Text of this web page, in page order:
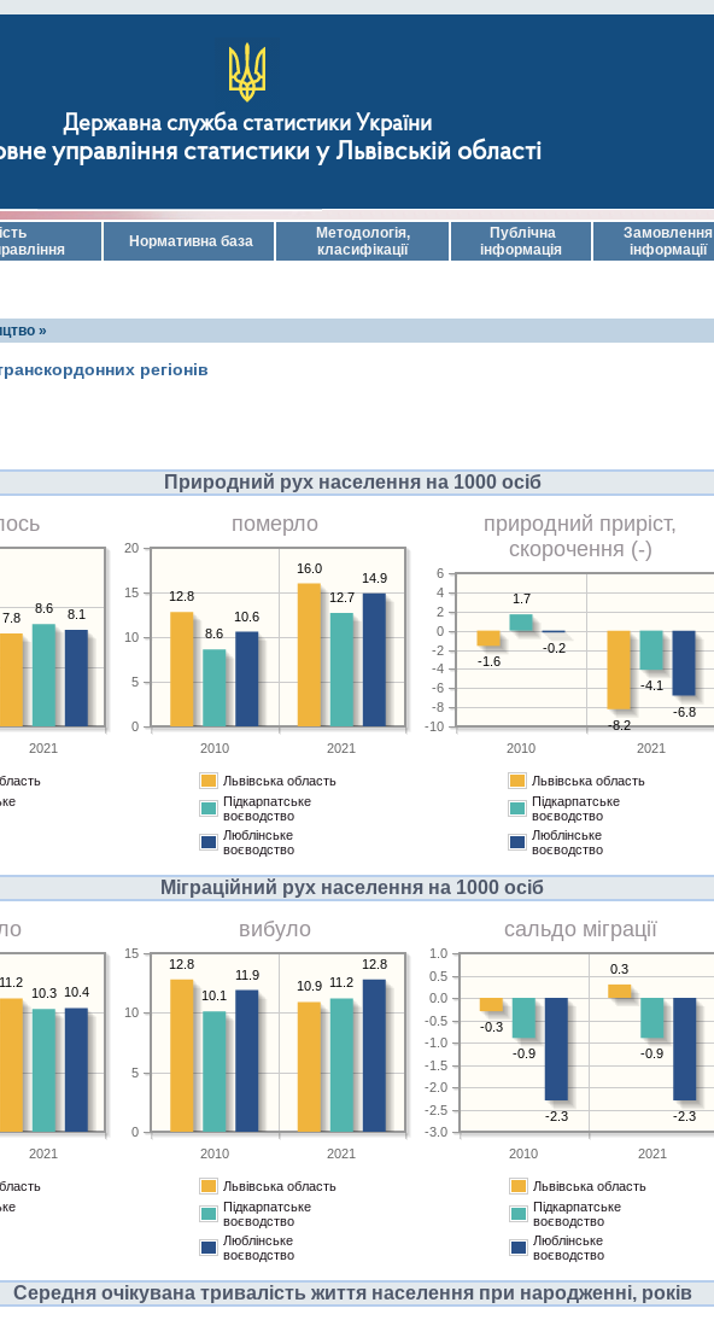
Державна служба статистики України
управління статистики у Львівській області
Нормативна база
Методологія,
класифікації
Публічна
інформація
Замовлення
інформації
»
регіонів
Природний рух населення на 1000 осіб
2021
7.8
8.6 8.1
померло
2010 2021
0
5
10
15
20
16.0
12.8
12.7
8.6
Львівська область
Підкарпатське
воєводство
Люблінське
воєводство
14.9
10.6
природний приріст,
скорочення (-)
2010 2021
-10
-8
-6
-4
-2
0
2
4
6
-8.2
-1.6
-4.1
1.7
Львівська область
Підкарпатське
воєводство
Люблінське
воєводство
-6.8
-0.2
Міграційний рух населення на 1000 осіб
2021
11.2
10.3
10.4
вибуло
2010 2021
0
5
10
15
10.9
12.8
11.2
10.1
Львівська область
Підкарпатське
воєводство
Люблінське
воєводство
12.8
11.9
сальдо міграції
2010 2021
-3.0
-2.5
-2.0
-1.5
-1.0
-0.5
0.0
0.5
1.0
0.3
-0.3
-0.9
-0.9
Львівська область
Підкарпатське
воєводство
Люблінське
воєводство
-2.3
-2.3
Середня очікувана тривалість життя населення при народженні, років